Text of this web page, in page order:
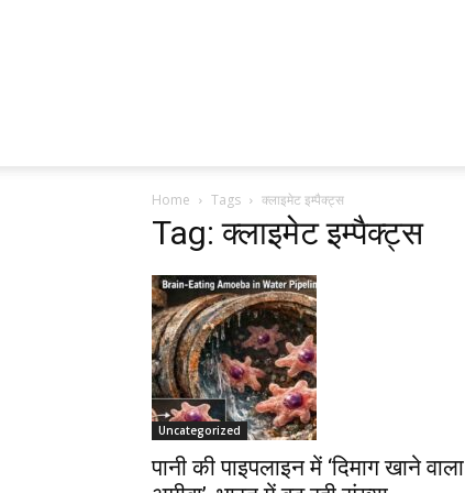
Home Tags क्लाइमेट इम्पैक्ट्स
Tag: क्लाइमेट इम्पैक्ट्स
Uncategorized
पानी की पाइपलाइन में ‘दिमाग खाने वाला